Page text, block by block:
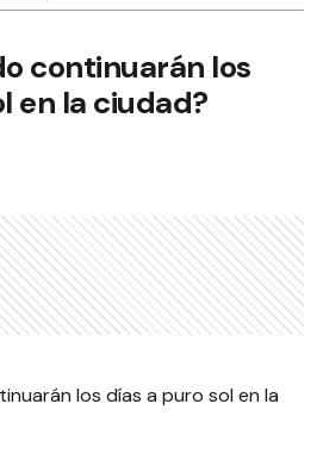
continuarán los
en la ciudad?